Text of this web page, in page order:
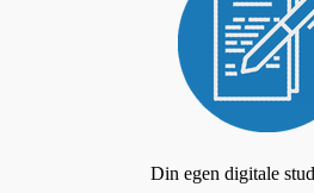
Din egen digitale